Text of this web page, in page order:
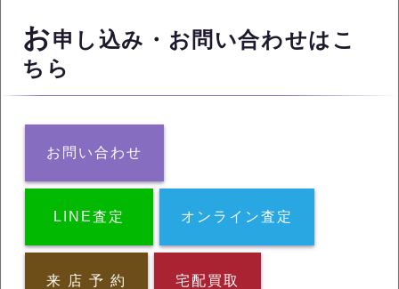
お申し込み・お問い合わせはこ
ちら
お問い合わせ
LINE査定 オンライン査定
来 店 予 約 宅配買取